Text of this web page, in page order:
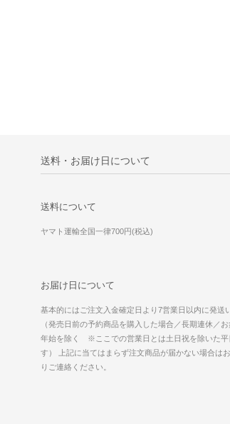
送料・お届け日について
送料について
ヤマト運輸全国一律700円(税込)
お届け日について
基本的にはご注文入金確定日より7営業日以内に発送
（発売日前の予約商品を購入した場合／長期連休／
年始を除く ※ここでの営業日とは土日祝を除いた平
す） 上記に当てはまらず注文商品が届かない場合は
りご連絡ください。